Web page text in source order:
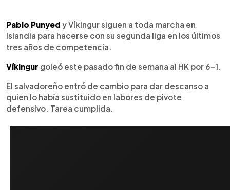
► Escuchar artículo
Pablo Punyed y Víkingur siguen a toda marcha en
Islandia para hacerse con su segunda liga en los últimos
tres años de competencia.
Víkingur goleó este pasado fin de semana al HK por 6-1.
El salvadoreño entró de cambio para dar descanso a
quien lo había sustituido en labores de pivote
defensivo. Tarea cumplida.